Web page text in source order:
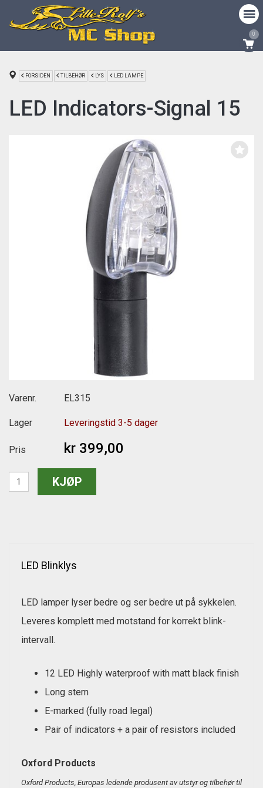
0
FORSIDEN TILBEHØR LYS LED LAMPE
LED Indicators-Signal 15
Varenr. EL315
Lager Leveringstid 3-5 dager
Pris kr 399,00
LED Blinklys
LED lamper lyser bedre og ser bedre ut på sykkelen.
Leveres komplett med motstand for korrekt blink-
intervall.
12 LED Highly waterproof with matt black finish
Long stem
E-marked (fully road legal)
Pair of indicators + a pair of resistors included
Oxford Products
Oxford Products, Europas ledende produsent av utstyr og tilbehør til